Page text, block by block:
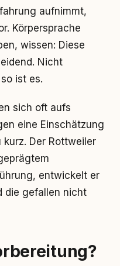
aufnimmt,
Körpersprache
wissen: Diese
Nicht
ist es.
sich oft aufs
eine Einschätzung
Der Rottweiler
entwickelt er
die gefallen nicht